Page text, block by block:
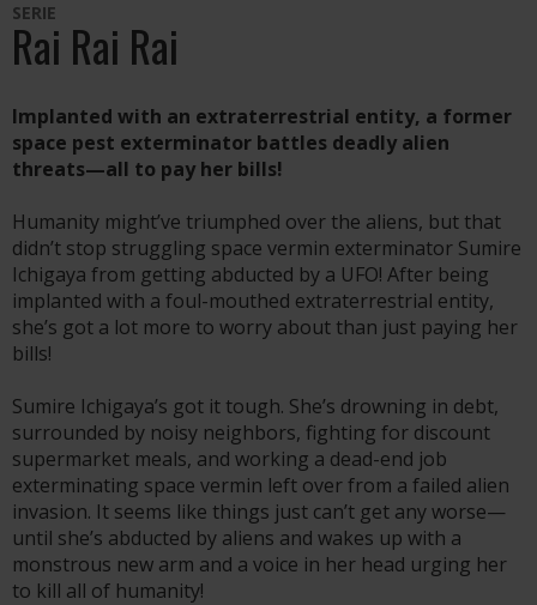
SERIE
Rai Rai Rai
Implanted with an extraterrestrial entity, a former
space pest exterminator battles deadly alien
threats—all to pay her bills!
Humanity might’ve triumphed over the aliens, but that
didn’t stop struggling space vermin exterminator Sumire
Ichigaya from getting abducted by a UFO! After being
implanted with a foul-mouthed extraterrestrial entity,
she’s got a lot more to worry about than just paying her
bills!
Sumire Ichigaya’s got it tough. She’s drowning in debt,
surrounded by noisy neighbors, fighting for discount
supermarket meals, and working a dead-end job
exterminating space vermin left over from a failed alien
invasion. It seems like things just can’t get any worse—
until she’s abducted by aliens and wakes up with a
monstrous new arm and a voice in her head urging her
to kill all of humanity!